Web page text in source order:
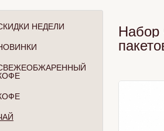
НЕДЕЛИ
Набор